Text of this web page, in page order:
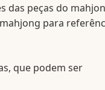
das peças do
para
que podem ser